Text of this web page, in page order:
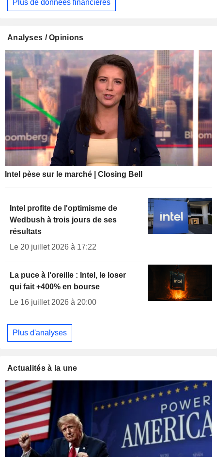
Plus de données financières
Analyses / Opinions
Intel pèse sur le marché | Closing Bell
Intel profite de l'optimisme de
Wedbush à trois jours de ses
résultats
Le 20 juillet 2026 à 17:22
La puce à l'oreille : Intel, le loser
qui fait +400% en bourse
Le 16 juillet 2026 à 20:00
Plus d'analyses
Actualités à la une